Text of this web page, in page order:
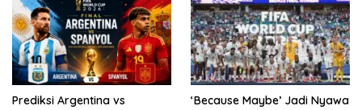
Prediksi Argentina vs
‘Because Maybe’ Jadi Nyawa